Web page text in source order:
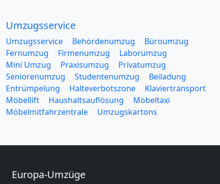
Umzugsservice
Umzugsservice Behördenumzug
Büroumzug
Fernumzug
Firmenumzug
Laborumzug
Mini Umzug
Praxisumzug
Privatumzug
Seniorenumzug
Studentenumzug
Beiladung
Entrümpelung
Halteverbotszone
Klaviertransport
Möbellift
Haushaltsauflösung
Möbeltaxi
Möbelmitfahrzentrale
Umzugskartons
Europa-Umzüge